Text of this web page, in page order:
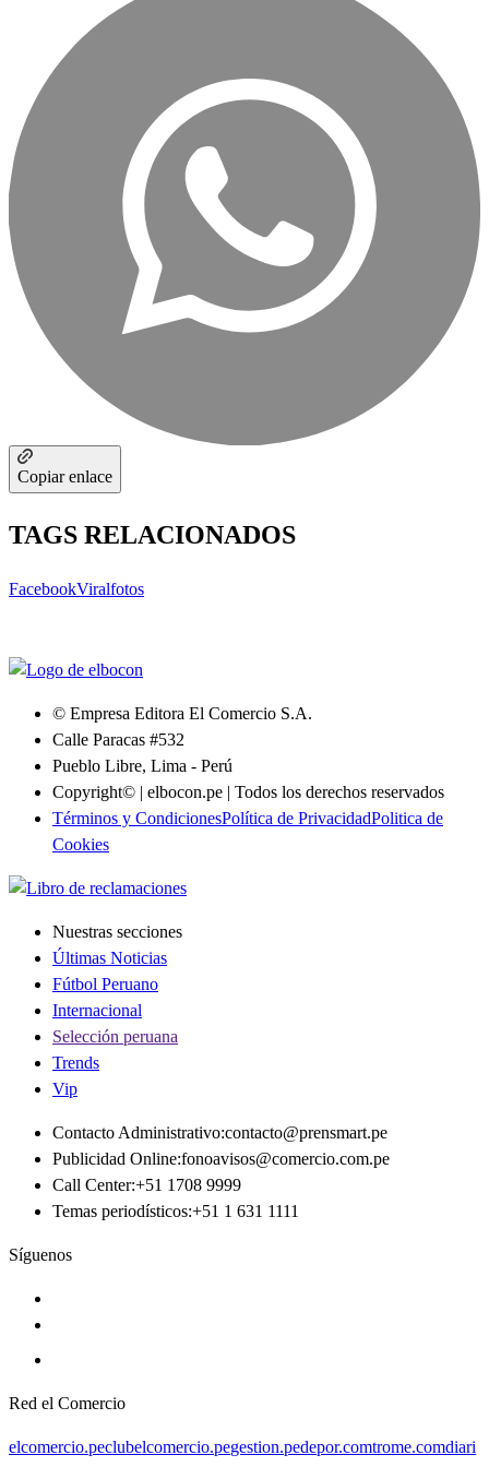
Copiar enlace
TAGS RELACIONADOS
FacebookViralfotos
© Empresa Editora El Comercio S.A.
Calle Paracas #532
Pueblo Libre, Lima - Perú
Copyright© | elbocon.pe | Todos los derechos reservados
Términos y CondicionesPolítica de PrivacidadPolitica de
Cookies
Nuestras secciones
Últimas Noticias
Fútbol Peruano
Internacional
Selección peruana
Trends
Vip
Contacto Administrativo:contacto@prensmart.pe
Publicidad Online:fonoavisos@comercio.com.pe
Call Center:+51 1708 9999
Temas periodísticos:+51 1 631 1111
Síguenos
Red el Comercio
elcomercio.peclubelcomercio.pegestion.pedepor.comtrome.comdiari